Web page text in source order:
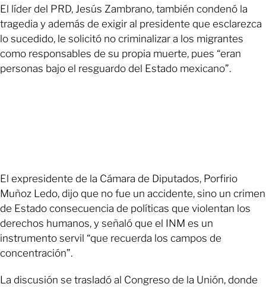
El líder del PRD, Jesús Zambrano, también condenó la
tragedia y además de exigir al presidente que esclarezca
lo sucedido, le solicitó no criminalizar a los migrantes
como responsables de su propia muerte, pues “eran
personas bajo el resguardo del Estado mexicano”.
El expresidente de la Cámara de Diputados, Porfirio
Muñoz Ledo, dijo que no fue un accidente, sino un crimen
de Estado consecuencia de políticas que violentan los
derechos humanos, y señaló que el INM es un
instrumento servil “que recuerda los campos de
concentración”.
La discusión se trasladó al Congreso de la Unión, donde